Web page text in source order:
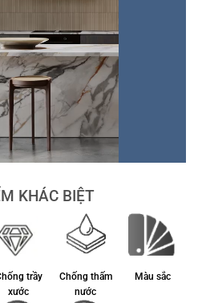
KHÁC BIỆT
trầy
xước
Chống thấm
nước
Màu sắc